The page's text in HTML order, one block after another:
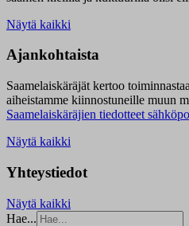
Näytä kaikki
Ajankohtaista
Saamelaiskäräjät kertoo
aiheistamme kiinnostuneille muun
Saamelaiskäräjien tiedotteet
Näytä kaikki
Yhteystiedot
Näytä kaikki
Hae...